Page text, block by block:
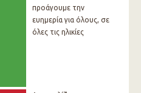
προάγουμε την
ευημερία για όλους, σε
όλες τις ηλικίες